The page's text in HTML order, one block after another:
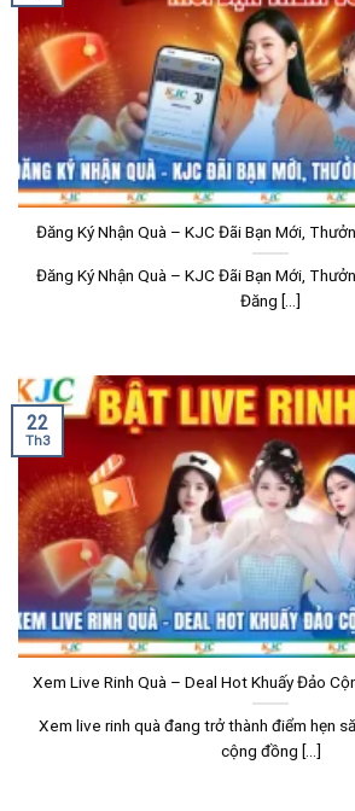
Đăng Ký Nhận Quà – KJC Đãi Bạn Mới,
Đăng Ký Nhận Quà – KJC Đãi Bạn Mới,
Đăng [...]
Xem Live Rinh Quà – Deal Hot Khuấy Đảo
Xem live rinh quà đang trở thành điểm hẹn
cộng đồng [...]
22
Th3